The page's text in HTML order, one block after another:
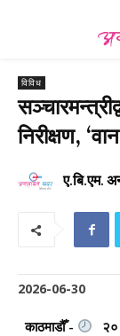
विविध
निरीक्षण,
ए.बि.एम.
2026-06-30
काठमाडौँ -